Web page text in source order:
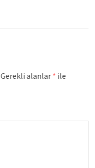
Gerekli alanlar * ile